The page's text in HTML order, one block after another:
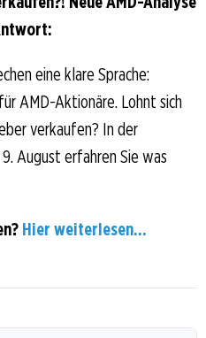
eine klare Sprache:
AMD-Aktionäre. Lohnt sich
verkaufen? In der
August erfahren Sie was
Hier weiterlesen...